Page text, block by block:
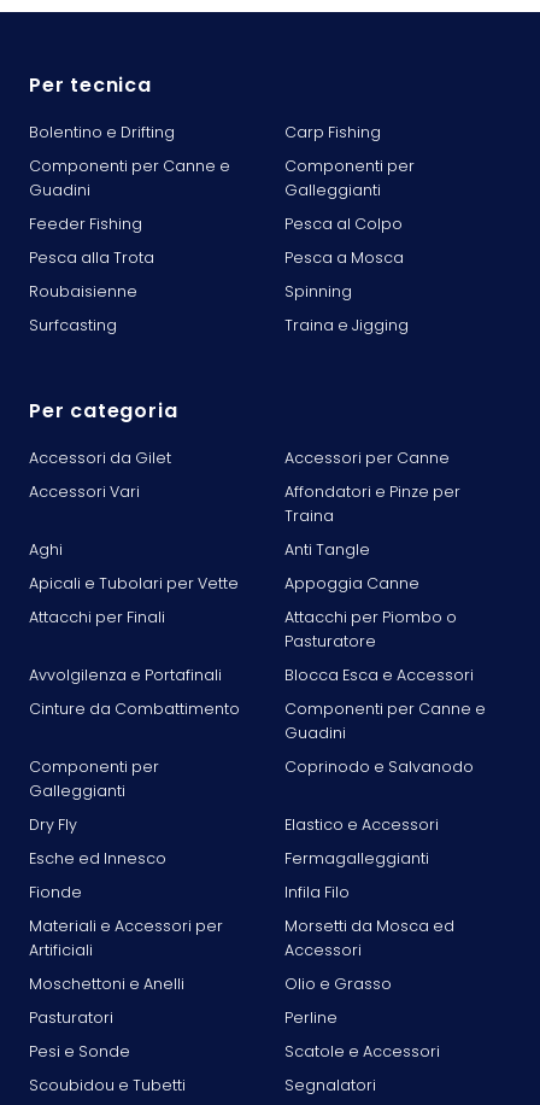
Per tecnica
Bolentino e Drifting
Carp Fishing
Componenti per Canne e
Guadini
Componenti per
Galleggianti
Feeder Fishing
Pesca al Colpo
Pesca alla Trota
Pesca a Mosca
Roubaisienne
Spinning
Surfcasting
Traina e Jigging
Per categoria
Accessori da Gilet
Accessori per Canne
Accessori Vari
Affondatori e Pinze per
Traina
Aghi
Anti Tangle
Apicali e Tubolari per Vette
Appoggia Canne
Attacchi per Finali
Attacchi per Piombo o
Pasturatore
Avvolgilenza e Portafinali
Blocca Esca e Accessori
Cinture da Combattimento
Componenti per Canne e
Guadini
Componenti per
Galleggianti
Coprinodo e Salvanodo
Dry Fly
Elastico e Accessori
Esche ed Innesco
Fermagalleggianti
Fionde
Infila Filo
Materiali e Accessori per
Artificiali
Morsetti da Mosca ed
Accessori
Moschettoni e Anelli
Olio e Grasso
Pasturatori
Perline
Pesi e Sonde
Scatole e Accessori
Scoubidou e Tubetti
Segnalatori